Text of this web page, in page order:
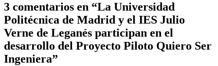
3 comentarios en “La Universidad
Politécnica de Madrid y el IES Julio
Verne de Leganés participan en el
desarrollo del Proyecto Piloto Quiero Ser
Ingeniera”